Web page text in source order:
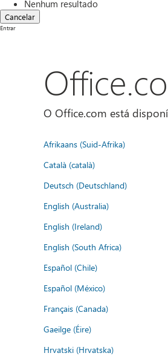
Nenhum resultado
Cancelar
Entrar
O Office.com está
Afrikaans (Suid-Afrika)
Català (català)
Deutsch (Deutschland)
English (Australia)
English (Ireland)
English (South Africa)
Español (Chile)
Español (México)
Français (Canada)
Gaeilge (Éire)
Hrvatski (Hrvatska)